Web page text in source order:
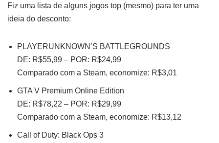
Fiz uma lista de alguns jogos top (mesmo) para ter uma
ideia do desconto:
PLAYERUNKNOWN’S BATTLEGROUNDS
DE: R$55,99 – POR: R$24,99
Comparado com a Steam, economize: R$3,01
GTA V Premium Online Edition
DE: R$78,22 – POR: R$29,99
Comparado com a Steam, economize: R$13,12
Call of Duty: Black Ops 3